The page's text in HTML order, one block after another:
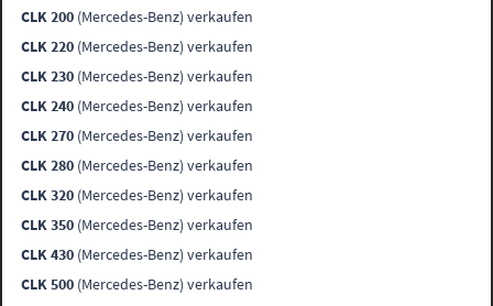
CLK 200 (Mercedes-Benz) verkaufen
CLK 220 (Mercedes-Benz) verkaufen
CLK 230 (Mercedes-Benz) verkaufen
CLK 240 (Mercedes-Benz) verkaufen
CLK 270 (Mercedes-Benz) verkaufen
CLK 280 (Mercedes-Benz) verkaufen
CLK 320 (Mercedes-Benz) verkaufen
CLK 350 (Mercedes-Benz) verkaufen
CLK 430 (Mercedes-Benz) verkaufen
CLK 500 (Mercedes-Benz) verkaufen